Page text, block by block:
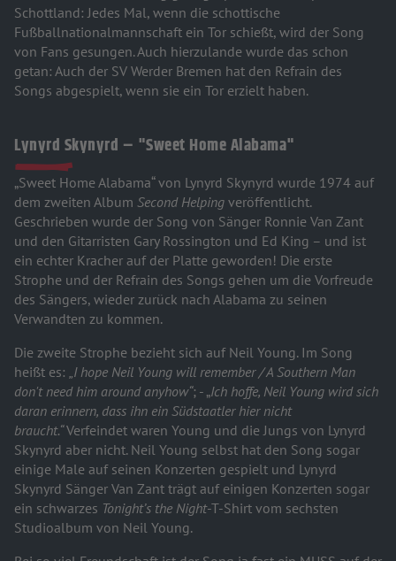
Schottland: Jedes Mal, wenn die schottische
Fußballnationalmannschaft ein Tor schießt, wird der Song
von Fans gesungen. Auch hierzulande wurde das schon
getan: Auch der SV Werder Bremen hat den Refrain des
Songs abgespielt, wenn sie ein Tor erzielt haben.
Lynyrd Skynyrd – "Sweet Home Alabama"
„Sweet Home Alabama“ von Lynyrd Skynyrd wurde 1974 auf
dem zweiten Album Second Helping veröffentlicht.
Geschrieben wurde der Song von Sänger Ronnie Van Zant
und den Gitarristen Gary Rossington und Ed King – und ist
ein echter Kracher auf der Platte geworden! Die erste
Strophe und der Refrain des Songs gehen um die Vorfreude
des Sängers, wieder zurück nach Alabama zu seinen
Verwandten zu kommen.
Die zweite Strophe bezieht sich auf Neil Young. Im Song
heißt es: „I hope Neil Young will remember / A Southern Man
don't need him around anyhow“; - „Ich hoffe, Neil Young wird sich
daran erinnern, dass ihn ein Südstaatler hier nicht
braucht.“Verfeindet waren Young und die Jungs von Lynyrd
Skynyrd aber nicht. Neil Young selbst hat den Song sogar
einige Male auf seinen Konzerten gespielt und Lynyrd
Skynyrd Sänger Van Zant trägt auf einigen Konzerten sogar
ein schwarzes Tonight’s the Night-T-Shirt vom sechsten
Studioalbum von Neil Young.